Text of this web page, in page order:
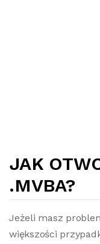
JAK
.MVBA?
Jeżeli masz
większości